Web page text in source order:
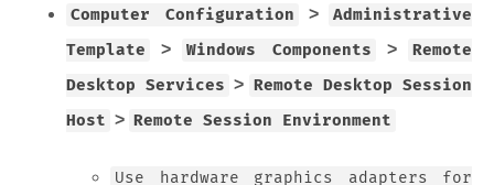
Computer Configuration
>
Administrative
Template
> Windows Components >
Remote
Desktop Services > Remote Desktop Session
Host > Remote Session Environment
Use hardware graphics adapters for